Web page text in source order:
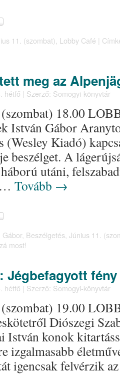
11. (szombat) Lobby Café |
meg az
hétfő | Szerző: Somogyi-könyvtár
18.00
István Gábor
(Wesley Kiadó)
beszélget. A
utáni,
… Tovább →
Gábor, Beszélgetés Június 11.
most!
Jégbefagyott fény
hétfő | Szerző: Somogyi-könyvtár
19.00
Diószegi
István konok
izgalmasabb
igencsak felvérzik